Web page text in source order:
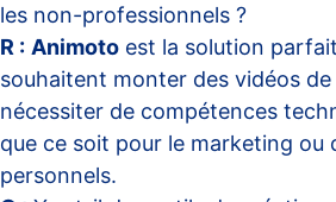
les non-professionnels ?
R : Animoto est la solution
souhaitent monter des vidéos de
nécessiter de compétences
que ce soit pour le marketing ou
personnels.